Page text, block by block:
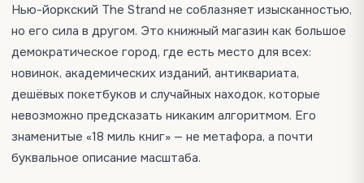
Нью-йоркский The Strand не соблазняет изысканностью,
но его сила в другом. Это книжный магазин как большое
демократическое город, где есть место для всех:
новинок, академических изданий, антиквариата,
дешёвых покетбуков и случайных находок, которые
невозможно предсказать никаким алгоритмом. Его
знаменитые «18 миль книг» — не метафора, а почти
буквальное описание масштаба.